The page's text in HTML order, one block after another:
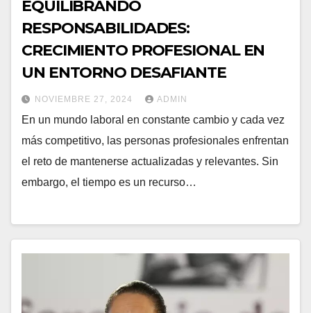
EQUILIBRANDO
RESPONSABILIDADES:
CRECIMIENTO PROFESIONAL EN
UN ENTORNO DESAFIANTE
NOVIEMBRE 27, 2024 ADMIN
En un mundo laboral en constante cambio y cada vez
más competitivo, las personas profesionales enfrentan
el reto de mantenerse actualizadas y relevantes. Sin
embargo, el tiempo es un recurso…